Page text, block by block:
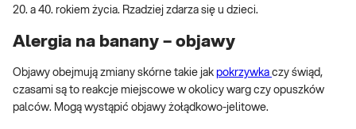
20. a 40. rokiem życia. Rzadziej zdarza się u dzieci.
Alergia na banany – objawy
Objawy obejmują zmiany skórne takie jak pokrzywka czy świąd,
czasami są to reakcje miejscowe w okolicy warg czy opuszków
palców. Mogą wystąpić objawy żołądkowo-jelitowe.